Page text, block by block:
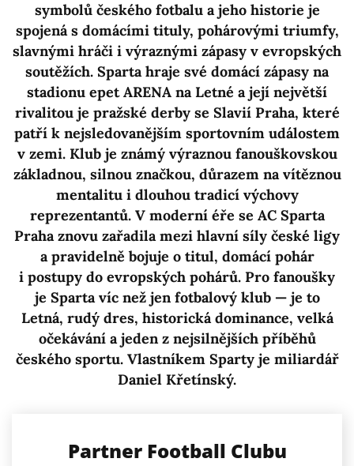
symbolů českého fotbalu a jeho historie je
spojená s domácími tituly, pohárovými triumfy,
slavnými hráči i výraznými zápasy v evropských
soutěžích. Sparta hraje své domácí zápasy na
stadionu epet ARENA na Letné a její největší
rivalitou je pražské derby se Slavií Praha, které
patří k nejsledovanějším sportovním událostem
v zemi. Klub je známý výraznou fanouškovskou
základnou, silnou značkou, důrazem na vítěznou
mentalitu i dlouhou tradicí výchovy
reprezentantů. V moderní éře se AC Sparta
Praha znovu zařadila mezi hlavní síly české ligy
a pravidelně bojuje o titul, domácí pohár
i postupy do evropských pohárů. Pro fanoušky
je Sparta víc než jen fotbalový klub — je to
Letná, rudý dres, historická dominance, velká
očekávání a jeden z nejsilnějších příběhů
českého sportu. Vlastníkem Sparty je miliardář
Daniel Křetínský.
Partner Football Clubu